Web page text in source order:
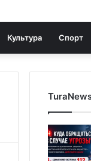
Культура Спорт